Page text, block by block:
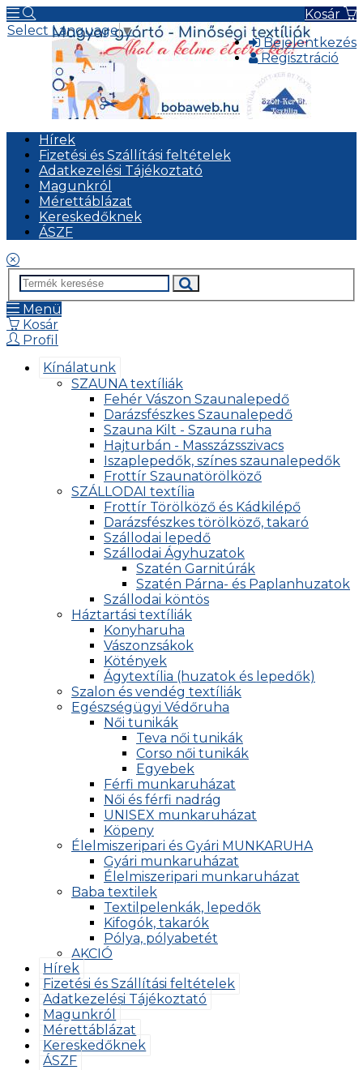
Kosár
Bejelentkezés
Regisztráció
Select Language▼
Hírek
Fizetési és Szállítási feltételek
Adatkezelési Tájékoztató
Magunkról
Mérettáblázat
Kereskedőknek
ÁSZF
Menü
Kosár
Profil
Kínálatunk
SZAUNA textíliák
Fehér Vászon Szaunalepedő
Darázsfészkes Szaunalepedő
Szauna Kilt - Szauna ruha
Hajturbán - Masszázsszivacs
Iszaplepedők, színes szaunalepedők
Frottír Szaunatörölköző
SZÁLLODAI textília
Frottír Törölköző és Kádkilépő
Darázsfészkes törölköző, takaró
Szállodai lepedő
Szállodai Ágyhuzatok
Szatén Garnitúrák
Szatén Párna- és Paplanhuzatok
Szállodai köntös
Háztartási textíliák
Konyharuha
Vászonzsákok
Kötények
Ágytextília (huzatok és lepedők)
Szalon és vendég textíliák
Egészségügyi Védőruha
Női tunikák
Teva női tunikák
Corso női tunikák
Egyebek
Férfi munkaruházat
Női és férfi nadrág
UNISEX munkaruházat
Köpeny
Élelmiszeripari és Gyári MUNKARUHA
Gyári munkaruházat
Élelmiszeripari munkaruházat
Baba textilek
Textilpelenkák, lepedők
Kifogók, takarók
Pólya, pólyabetét
AKCIÓ
Hírek
Fizetési és Szállítási feltételek
Adatkezelési Tájékoztató
Magunkról
Mérettáblázat
Kereskedőknek
ÁSZF